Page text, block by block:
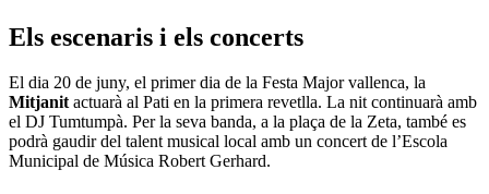
Els escenaris i els concerts
El dia 20 de juny, el primer dia de la Festa Major vallenca, la
Mitjanitactuarà al Pati en la primera revetlla. La nit continuarà amb
el DJ Tumtumpà. Per la seva banda, a la plaça de la Zeta, també es
podrà gaudir del talent musical local amb un concert de l’Escola
Municipal de Música Robert Gerhard.